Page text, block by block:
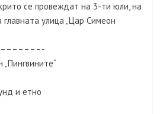
се провеждат на 3-ти юли, на
улица „Цар Симеон
и етно